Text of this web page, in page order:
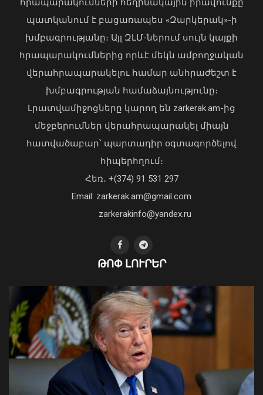
Վահագն Խաչատուրյանն ընդունել է
Picsart ընկերության հիմնադիր և
գործադիր տնօրեն Հովհաննես
06 Օգոստոս, 2026 22:51
Վարչապետ Փաշինյանն այցելել է
«ԷԼԵՎԵՅԹ ԷՅԱՅ» արհեստական
բանականության գործարան
պատկանում է բացառապես «Զարկերակ»-ի
խմբագրությանը։ Այլ ԶԼՄ-ներում սույն կայքի
հրապարակումներից որևէ մեկն ամբողջական
վերահրապարակելու համար անհրաժեշտ է
խմբագրության համաձայնությունը։
Լրատվամիջոցները կարող են zarkerak.am-ից
մեջբերումներ վերահրապարակել միայն
հատվածաբար՝ պարտադիր օգտագործելով
հիպերհղում։
Հեռ․ +(374) 91 531 297
Email: zarkerak.am@gmail.com
zarkerakinfo@yandex.ru
ԹՈՓ ԼՈՒՐԵՐ